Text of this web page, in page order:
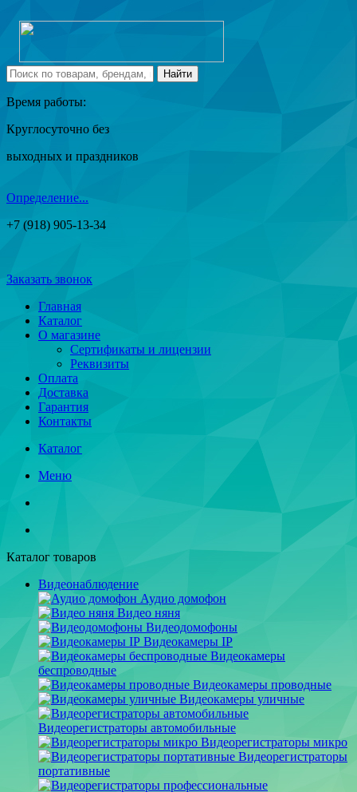
Время работы:
Круглосуточно без
выходных и праздников
Определение...
+7 (918) 905-13-34
Заказать звонок
Главная
Каталог
О магазине
Сертификаты и лицензии
Реквизиты
Оплата
Доставка
Гарантия
Контакты
Каталог
Меню
Каталог товаров
Видеонаблюдение
Аудио домофон
Видео няня
Видеодомофоны
Видеокамеры IP
Видеокамеры
беспроводные
Видеокамеры проводные
Видеокамеры уличные
Видеорегистраторы автомобильные
Видеорегистраторы микро
Видеорегистраторы
портативные